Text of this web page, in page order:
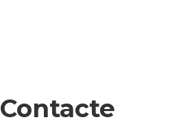
Contacte